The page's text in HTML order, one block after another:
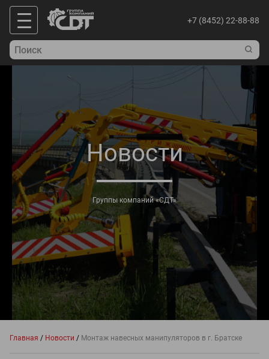
+7 (8452) 22-88-88
Новости
Группы компаний «СДТ»
Главная / Новости / Монтаж навесных манипуляторов в г. Братске